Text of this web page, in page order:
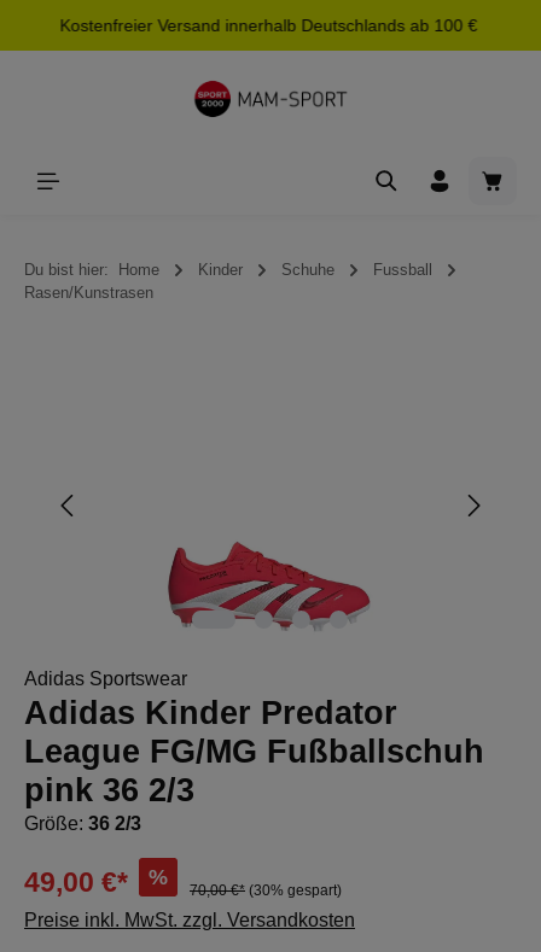
springen
Kostenfreier Versand innerhalb Deutschlands ab 100 €
Du bist hier: Home Kinder Schuhe
Fussball
Rasen/Kunstrasen
Adidas Sportswear
Adidas Kinder Predator
League FG/MG Fußballschuh
pink 36 2/3
Größe: 36 2/3
49,00 €* %
70,00 €* (30% gespart)
Preise inkl. MwSt. zzgl. Versandkosten